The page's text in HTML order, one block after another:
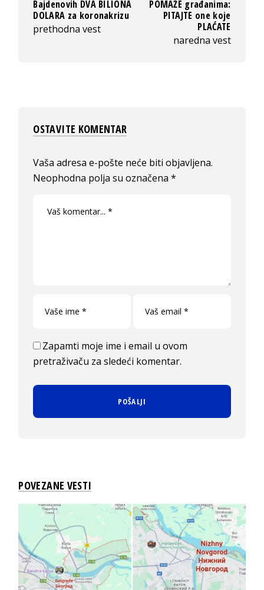
Bajdenovih DVA BILIONA
DOLARA za koronakrizu
prethodna vest
POMAŽE građanima:
PITAJTE one koje
PLAĆATE
naredna vest
OSTAVITE KOMENTAR
Vaša adresa e-pošte neće biti objavljena.
Neophodna polja su označena*
Zapamti moje ime i email u ovom
pretraživaču za sledeći komentar.
POVEZANE VESTI